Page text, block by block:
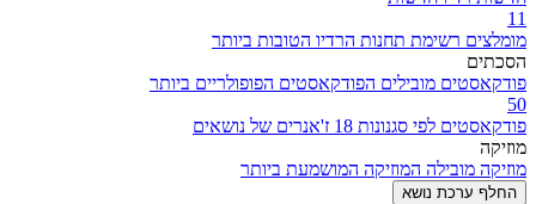
11
מומלצים רשימת תחנות הרדיו הטובות ביותר
הסכתים
פודקאסטים מובילים הפודקאסטים הפופולריים ביותר
50
פודקאסטים לפי סגנונות 18 ז'אנרים של נושאים
מוזיקה
מוזיקה מובילה המוזיקה המושמעת ביותר
החלף ערכת נושא